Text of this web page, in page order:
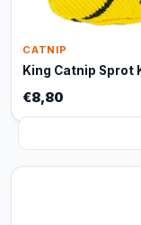
CATNIP
King Catnip Sprot
€8,80